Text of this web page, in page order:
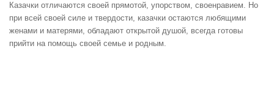
Казачки отличаются своей прямотой, упорством, своенравием. Но
при всей своей силе и твердости, казачки остаются любящими
женами и матерями, обладают открытой душой, всегда готовы
прийти на помощь своей семье и родным.